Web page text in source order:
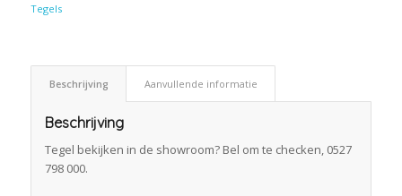
Tegels
Beschrijving Aanvullende informatie
Beschrijving
Tegel bekijken in de showroom? Bel om te checken, 0527
798 000.